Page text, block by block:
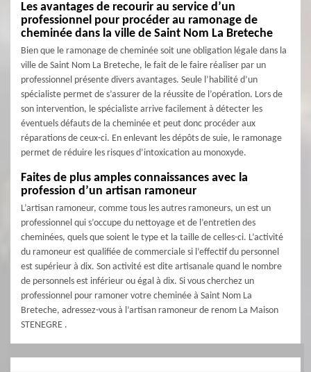
Les avantages de recourir au service d’un
professionnel pour procéder au ramonage de
cheminée dans la ville de Saint Nom La Breteche
Bien que le ramonage de cheminée soit une obligation légale dans la
ville de Saint Nom La Breteche, le fait de le faire réaliser par un
professionnel présente divers avantages. Seule l’habilité d’un
spécialiste permet de s’assurer de la réussite de l’opération. Lors de
son intervention, le spécialiste arrive facilement à détecter les
éventuels défauts de la cheminée et peut donc procéder aux
réparations de ceux-ci. En enlevant les dépôts de suie, le ramonage
permet de réduire les risques d’intoxication au monoxyde.
Faites de plus amples connaissances avec la
profession d’un artisan ramoneur
L’artisan ramoneur, comme tous les autres ramoneurs, un est un
professionnel qui s’occupe du nettoyage et de l’entretien des
cheminées, quels que soient le type et la taille de celles-ci. L’activité
du ramoneur est qualifiée de commerciale si l’effectif du personnel
est supérieur à dix. Son activité est dite artisanale quand le nombre
de personnels est inférieur ou égal à dix. Si vous cherchez un
professionnel pour ramoner votre cheminée à Saint Nom La
Breteche, adressez-vous à l’artisan ramoneur de renom La Maison
STENEGRE .